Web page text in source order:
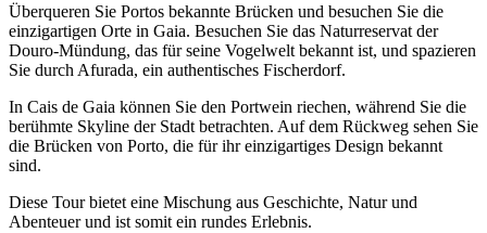
Überqueren Sie Portos bekannte Brücken und besuchen Sie die
einzigartigen Orte in Gaia. Besuchen Sie das Naturreservat der
Douro-Mündung, das für seine Vogelwelt bekannt ist, und spazieren
Sie durch Afurada, ein authentisches Fischerdorf.
In Cais de Gaia können Sie den Portwein riechen, während Sie die
berühmte Skyline der Stadt betrachten. Auf dem Rückweg sehen Sie
die Brücken von Porto, die für ihr einzigartiges Design bekannt
sind.
Diese Tour bietet eine Mischung aus Geschichte, Natur und
Abenteuer und ist somit ein rundes Erlebnis.